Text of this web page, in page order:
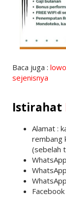
Baca juga :
sejenisnya
Istirahat
Alamat :
rembang
(sebelah
Facebook